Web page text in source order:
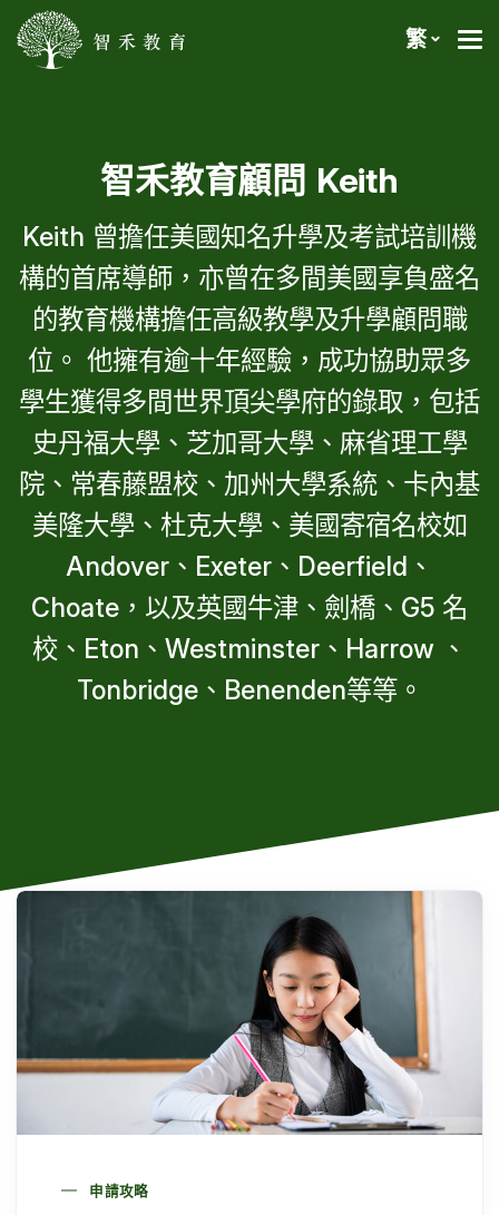
繁
智禾教育顧問 Keith
Keith 曾擔任美國知名升學及考試培訓機
構的首席導師，亦曾在多間美國享負盛名
的教育機構擔任高級教學及升學顧問職
位。 他擁有逾十年經驗，成功協助眾多
學生獲得多間世界頂尖學府的錄取，包括
史丹福大學、芝加哥大學、麻省理工學
院、常春藤盟校、加州大學系統、卡內基
美隆大學、杜克大學、美國寄宿名校如
Andover、Exeter、Deerfield、
Choate，以及英國牛津、劍橋、G5 名
校、Eton、Westminster、Harrow 、
Tonbridge、Benenden等等。
申請攻略